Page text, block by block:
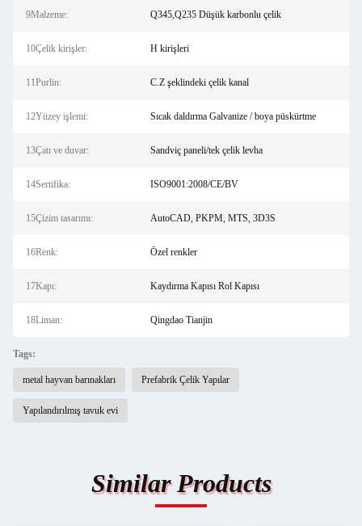
9Malzeme: Q345,Q235 Düşük karbonlu çelik
10Çelik kirişler: H kirişleri
11Purlin: C.Z şeklindeki çelik kanal
12Yüzey işlemi: Sıcak daldırma Galvanize / boya püskürtme
13Çatı ve duvar: Sandviç paneli/tek çelik levha
14Sertifika: ISO9001:2008/CE/BV
15Çizim tasarımı: AutoCAD, PKPM, MTS, 3D3S
16Renk: Özel renkler
17Kapı: Kaydırma Kapısı Rol Kapısı
18Liman: Qingdao Tianjin
Tags:
metal hayvan barınakları Prefabrik Çelik Yapılar
Yapılandırılmış tavuk evi
Similar Products